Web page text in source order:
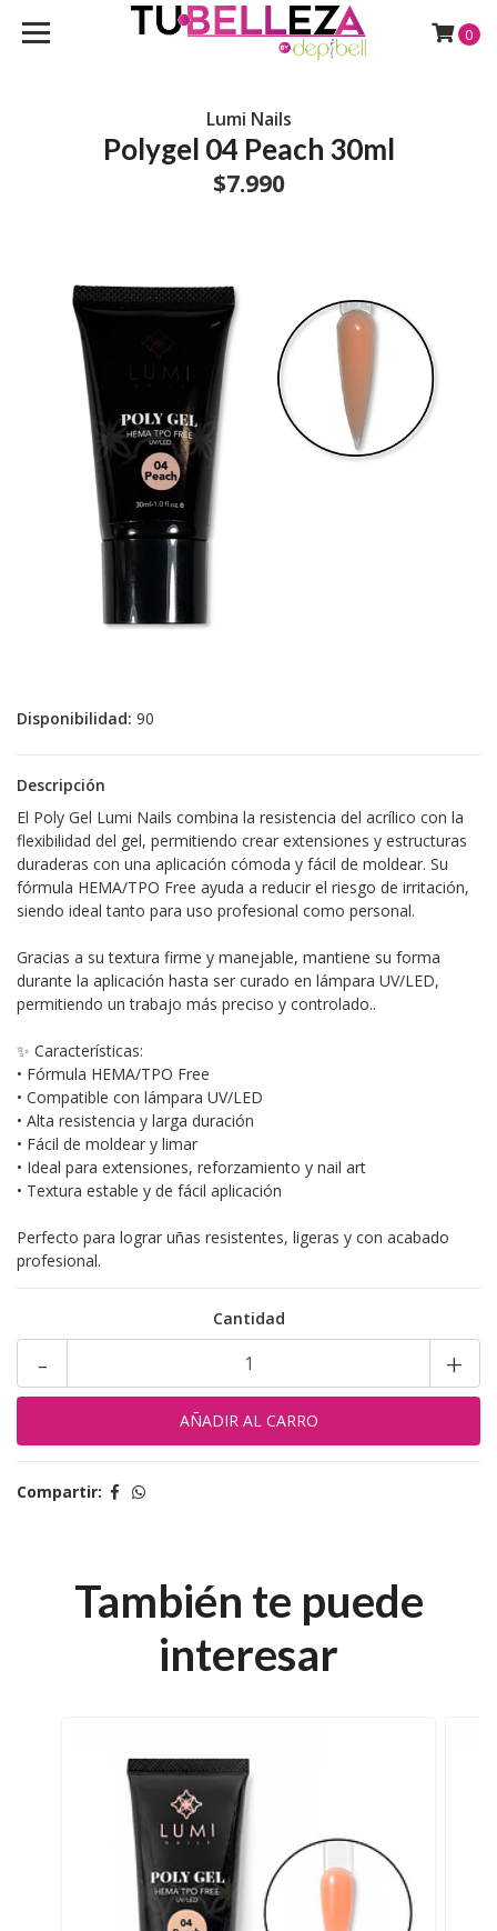
0
Lumi Nails
Polygel 04 Peach 30ml
$7.990
Disponibilidad: 90
Descripción
El Poly Gel Lumi Nails combina la resistencia del acrílico con la
flexibilidad del gel, permitiendo crear extensiones y estructuras
duraderas con una aplicación cómoda y fácil de moldear. Su
fórmula HEMA/TPO Free ayuda a reducir el riesgo de irritación,
siendo ideal tanto para uso profesional como personal.
Gracias a su textura firme y manejable, mantiene su forma
durante la aplicación hasta ser curado en lámpara UV/LED,
permitiendo un trabajo más preciso y controlado..
✨ Características:
•⁠ ⁠Fórmula HEMA/TPO Free
•⁠ ⁠Compatible con lámpara UV/LED
•⁠ ⁠Alta resistencia y larga duración
•⁠ ⁠Fácil de moldear y limar
•⁠ ⁠Ideal para extensiones, reforzamiento y nail art
•⁠ ⁠Textura estable y de fácil aplicación
Perfecto para lograr uñas resistentes, ligeras y con acabado
profesional.
Cantidad
+
-
Compartir:
También te puede
interesar